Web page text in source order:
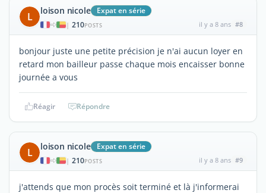
L loison nicole Expat en série
| 210POSTS il y a 8 ans #8
bonjour juste une petite précision je n'ai aucun loyer en
retard mon bailleur passe chaque mois encaisser bonne
journée a vous
Réagir Répondre
L loison nicole Expat en série
| 210POSTS il y a 8 ans #9
j'attends que mon procès soit terminé et là j'informerai